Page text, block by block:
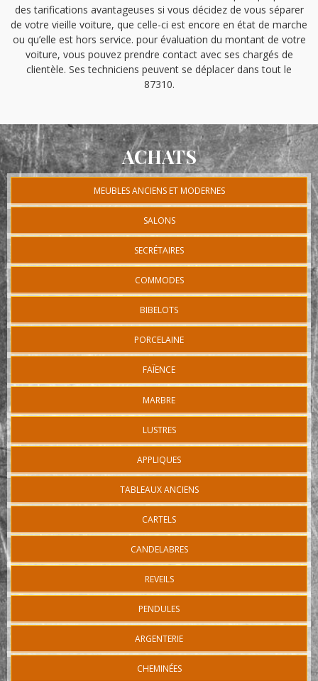
des tarifications avantageuses si vous décidez de vous séparer
de votre vieille voiture, que celle-ci est encore en état de marche
ou qu’elle est hors service. pour évaluation du montant de votre
voiture, vous pouvez prendre contact avec ses chargés de
clientèle. Ses techniciens peuvent se déplacer dans tout le
87310.
ACHATS
MEUBLES ANCIENS ET MODERNES
SALONS
SECRÉTAIRES
COMMODES
BIBELOTS
PORCELAINE
FAÏENCE
MARBRE
LUSTRES
APPLIQUES
TABLEAUX ANCIENS
CARTELS
CANDELABRES
REVEILS
PENDULES
ARGENTERIE
CHEMINÉES